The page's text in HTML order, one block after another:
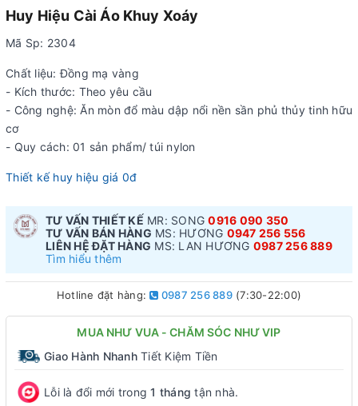
Huy Hiệu Cài Áo Khuy Xoáy
Mã Sp: 2304
Chất liệu: Đồng mạ vàng
- Kích thước: Theo yêu cầu
- Công nghệ: Ăn mòn đổ màu dập nổi nền sần phủ thủy tinh hữu
cơ
- Quy cách: 01 sản phẩm/ túi nylon
Thiết kế huy hiệu giá 0đ
TƯ VẤN THIẾT KẾ MR: SONG0916 090 350
TƯ VẤN BÁN HÀNG MS: HƯƠNG 0947 256 556
LIÊN HỆ ĐẶT HÀNG MS: LAN HƯƠNG 0987 256 889
Tìm hiểu thêm
Hotline đặt hàng: 0987 256 889(7:30-22:00)
MUA NHƯ VUA - CHĂM SÓC NHƯ VIP
Giao Hành NhanhTiết Kiệm Tiền
Lỗi là đổi mới trong1 tháng tận nhà.